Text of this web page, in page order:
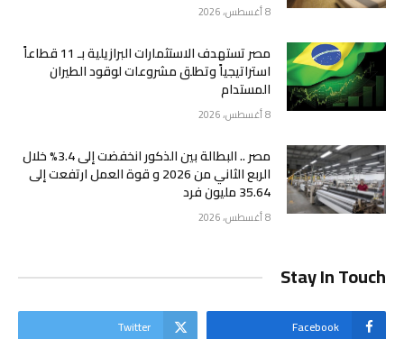
8 أغسطس، 2026
مصر تستهدف الاستثمارات البرازيلية بـ 11 قطاعاً
استراتيجياً وتطلق مشروعات لوقود الطيران
المستدام
8 أغسطس، 2026
مصر .. البطالة بين الذكور انخفضت إلى 3.4% خلال
الربع الثاني من 2026 و قوة العمل ارتفعت إلى
35.64 مليون فرد
8 أغسطس، 2026
Stay In Touch
Facebook
Twitter